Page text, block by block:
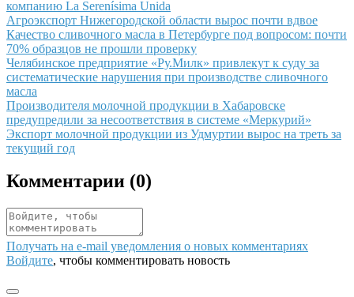
компанию La Serenísima Unida
Иллюстрация новости
Агроэкспорт Нижегородской области вырос почти вдвое
Иллюстрация новости
Качество сливочного масла в Петербурге под вопросом: почти
70% образцов не прошли проверку
Иллюстрация новости
Челябинское предприятие «Ру.Милк» привлекут к суду за
систематические нарушения при производстве сливочного
масла
Иллюстрация новости
Производителя молочной продукции в Хабаровске
предупредили за несоответствия в системе «Меркурий»
Иллюстрация новости
Экспорт молочной продукции из Удмуртии вырос на треть за
текущий год
Комментарии (0)
Получать на e‑mail уведомления о новых комментариях
Войдите, чтобы комментировать новость